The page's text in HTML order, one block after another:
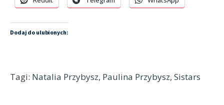
Dodaj do ulubionych:
Tagi: Natalia Przybysz, Paulina Przybysz, Sistars